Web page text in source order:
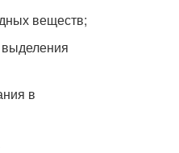
веществ;
в